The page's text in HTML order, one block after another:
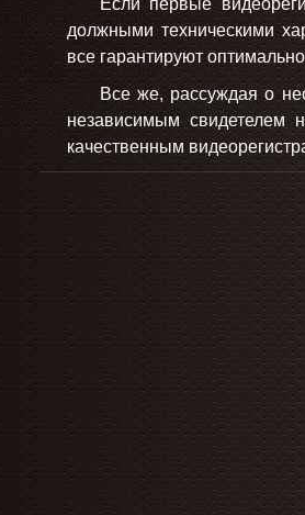
должными техническими
все гарантируют
Все же, рассуждая о
независимым свидетелем
качественным